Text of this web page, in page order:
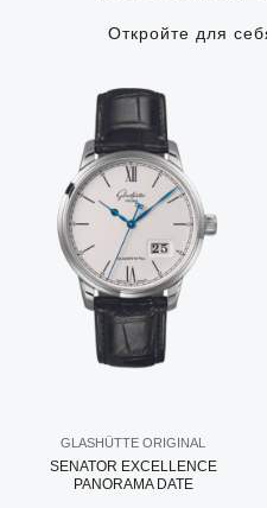
Откройте для
GLASHÜTTE ORIGINAL
SENATOR EXCELLENCE
PANORAMA DATE